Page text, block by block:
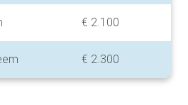
€ 2.100
€ 2.300